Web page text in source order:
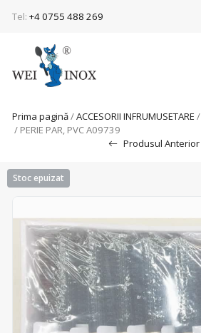
Tel: +4 0755 488 269
Prima pagină/ACCESORII INFRUMUSETARE /
/ PERIE PAR, PVC A09739
Produsul Anterior